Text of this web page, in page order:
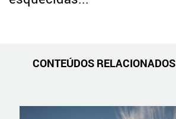
CONTEÚDOS RELACIONADOS